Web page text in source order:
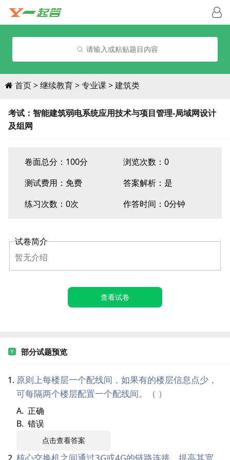
请输入或粘贴题目内容
首页 继续教育 专业课 建筑类
考试：智能建筑弱电系统应用技术与项目管理-局域网设计
及组网
卷面总分：100分
浏览次数：0
测试费用： 免费
答案解析：是
练习次数：0次
作答时间：0分钟
试卷简介
暂无介绍
查看试卷
部分试题预览
原则上每楼层一个配线间，如果有的楼层信息点少，
可每隔两个楼层配置一个配线间。（ ）
A. 正确
B. 错误
点击查看答案
核心交换机之间通过3G或4G的链路连接，提高其宽